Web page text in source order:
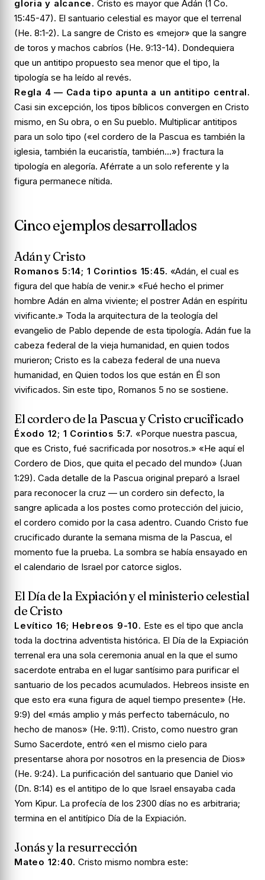
gloria y alcance. Cristo es mayor que Adán (1 Co.
15:45-47). El santuario celestial es mayor que el terrenal
(He. 8:1-2). La sangre de Cristo es «mejor» que la sangre
de toros y machos cabríos (He. 9:13-14). Dondequiera
que un antitipo propuesto sea menor que el tipo, la
tipología se ha leído al revés.
Regla 4 — Cada tipo apunta a un antitipo central.
Casi sin excepción, los tipos bíblicos convergen en Cristo
mismo, en Su obra, o en Su pueblo. Multiplicar antitipos
para un solo tipo («el cordero de la Pascua es también la
iglesia, también la eucaristía, también…») fractura la
tipología en alegoría. Aférrate a un solo referente y la
figura permanece nítida.
Cinco ejemplos desarrollados
Adán y Cristo
Romanos 5:14; 1 Corintios 15:45. «Adán, el cual es
figura del que había de venir.» «Fué hecho el primer
hombre Adán en alma viviente; el postrer Adán en espíritu
vivificante.» Toda la arquitectura de la teología del
evangelio de Pablo depende de esta tipología. Adán fue la
cabeza federal de la vieja humanidad, en quien todos
murieron; Cristo es la cabeza federal de una nueva
humanidad, en Quien todos los que están en Él son
vivificados. Sin este tipo, Romanos 5 no se sostiene.
El cordero de la Pascua y Cristo crucificado
Éxodo 12; 1 Corintios 5:7. «Porque nuestra pascua,
que es Cristo, fué sacrificada por nosotros.» «He aquí el
Cordero de Dios, que quita el pecado del mundo» (Juan
1:29). Cada detalle de la Pascua original preparó a Israel
para reconocer la cruz — un cordero sin defecto, la
sangre aplicada a los postes como protección del juicio,
el cordero comido por la casa adentro. Cuando Cristo fue
crucificado durante la semana misma de la Pascua, el
momento fue la prueba. La sombra se había ensayado en
el calendario de Israel por catorce siglos.
El Día de la Expiación y el ministerio celestial
de Cristo
Levítico 16; Hebreos 9-10. Este es el tipo que ancla
toda la doctrina adventista histórica. El Día de la Expiación
terrenal era una sola ceremonia anual en la que el sumo
sacerdote entraba en el lugar santísimo para purificar el
santuario de los pecados acumulados. Hebreos insiste en
que esto era «una figura de aquel tiempo presente» (He.
9:9) del «más amplio y más perfecto tabernáculo, no
hecho de manos» (He. 9:11). Cristo, como nuestro gran
Sumo Sacerdote, entró «en el mismo cielo para
presentarse ahora por nosotros en la presencia de Dios»
(He. 9:24). La purificación del santuario que Daniel vio
(Dn. 8:14) es el antitipo de lo que Israel ensayaba cada
Yom Kipur. La profecía de los 2300 días no es arbitraria;
termina en el antitípico Día de la Expiación.
Jonás y la resurrección
Mateo 12:40. Cristo mismo nombra este: